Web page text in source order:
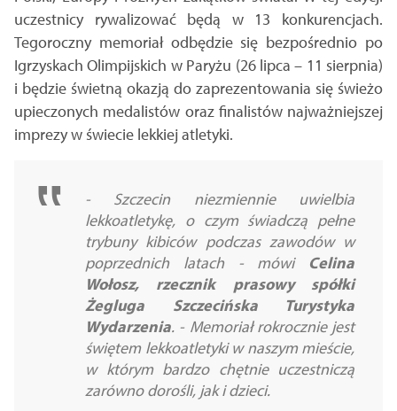
uczestnicy rywalizować będą w 13 konkurencjach.
Tegoroczny memoriał odbędzie się bezpośrednio po
Igrzyskach Olimpijskich w Paryżu (26 lipca – 11 sierpnia)
i będzie świetną okazją do zaprezentowania się świeżo
upieczonych medalistów oraz finalistów najważniejszej
imprezy w świecie lekkiej atletyki.
- Szczecin niezmiennie uwielbia
lekkoatletykę, o czym świadczą pełne
trybuny kibiców podczas zawodów w
poprzednich latach - mówi Celina
Wołosz, rzecznik prasowy spółki
Żegluga Szczecińska Turystyka
Wydarzenia. - Memoriał rokrocznie jest
świętem lekkoatletyki w naszym mieście,
w którym bardzo chętnie uczestniczą
zarówno dorośli, jak i dzieci.